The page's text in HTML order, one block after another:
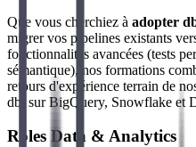
Que vous cherchiez à adopter
migrer vos pipelines existants
fonctionnalités avancées (tests
sémantique), nos formations
retours d'expérience terrain de
dbt sur BigQuery, Snowflake et
Rôles Data & Analytics